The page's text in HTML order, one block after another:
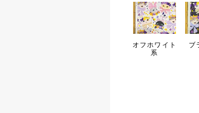
オフホワイト
系
ブ